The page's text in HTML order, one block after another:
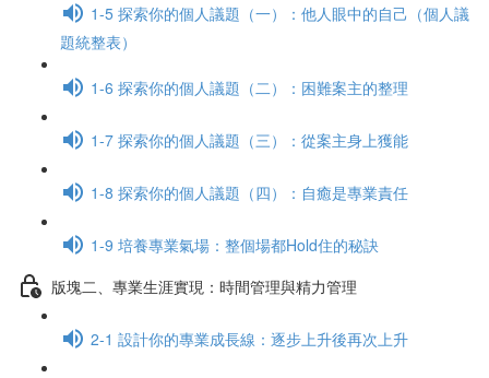
1-5 探索你的個人議題（一）：他人眼中的自己（個人議
題統整表）
1-6 探索你的個人議題（二）：困難案主的整理
1-7 探索你的個人議題（三）：從案主身上獲能
1-8 探索你的個人議題（四）：自癒是專業責任
1-9 培養專業氣場：整個場都Hold住的秘訣
版塊二、專業生涯實現：時間管理與精力管理
2-1 設計你的專業成長線：逐步上升後再次上升